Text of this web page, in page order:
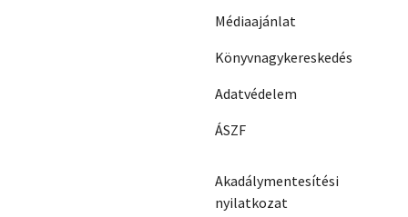
Médiaajánlat
Könyvnagykereskedés
Adatvédelem
ÁSZF
Akadálymentesítési
nyilatkozat